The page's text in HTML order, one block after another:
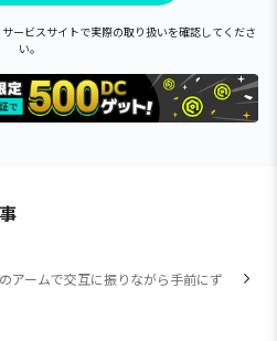
ービスサイトで実際の取り扱いを確認してくださ
い。
アームで交互に振りながら手前にず